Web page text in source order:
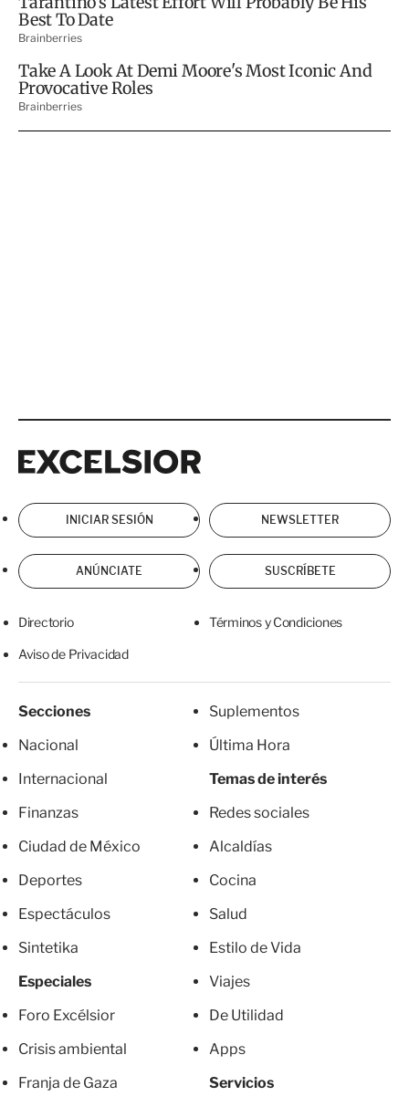
INICIAR SESIÓN NEWSLETTER
ANÚNCIATE SUSCRÍBETE
Directorio Términos y Condiciones
Aviso de Privacidad
Secciones
Nacional
Internacional
Finanzas
Ciudad de México
Deportes
Espectáculos
Sintetika
Especiales
Foro Excélsior
Crisis ambiental
Franja de Gaza
Suplementos
Última Hora
Temas de interés
Redes sociales
Alcaldías
Cocina
Salud
Estilo de Vida
Viajes
De Utilidad
Apps
Servicios